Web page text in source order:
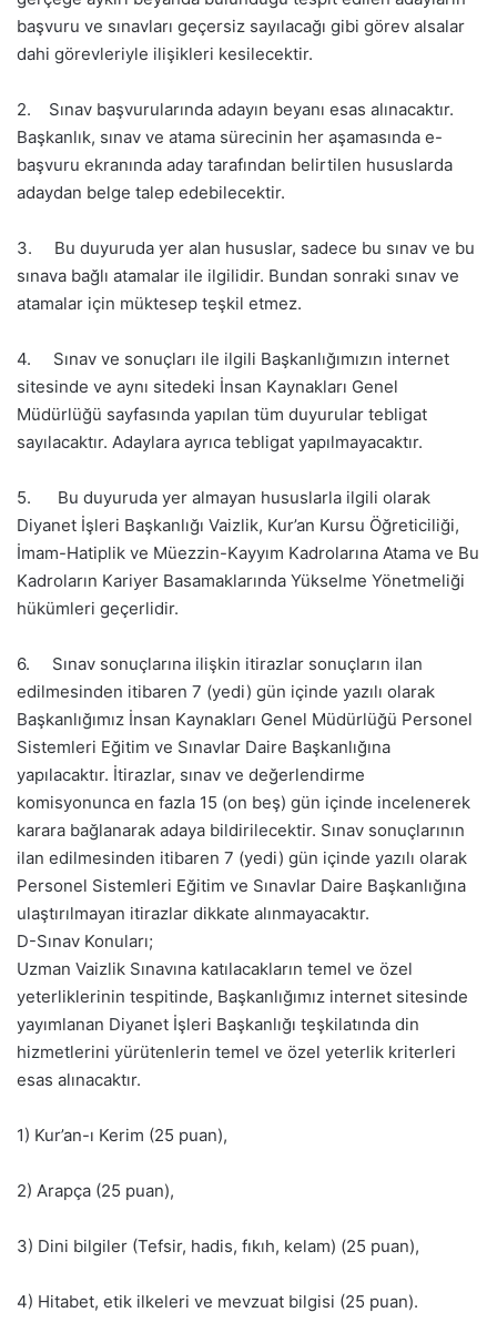
başvuru ve sınavları geçersiz sayılacağı gibi görev alsalar
dahi görevleriyle ilişikleri kesilecektir.
2. Sınav başvurularında adayın beyanı esas alınacaktır.
Başkanlık, sınav ve atama sürecinin her aşamasında e-
başvuru ekranında aday tarafından belirtilen hususlarda
adaydan belge talep edebilecektir.
3. Bu duyuruda yer alan hususlar, sadece bu sınav ve bu
sınava bağlı atamalar ile ilgilidir. Bundan sonraki sınav ve
atamalar için müktesep teşkil etmez.
4. Sınav ve sonuçları ile ilgili Başkanlığımızın internet
sitesinde ve aynı sitedeki İnsan Kaynakları Genel
Müdürlüğü sayfasında yapılan tüm duyurular tebligat
sayılacaktır. Adaylara ayrıca tebligat yapılmayacaktır.
5. Bu duyuruda yer almayan hususlarla ilgili olarak
Diyanet İşleri Başkanlığı Vaizlik, Kur’an Kursu Öğreticiliği,
İmam-Hatiplik ve Müezzin-Kayyım Kadrolarına Atama ve Bu
Kadroların Kariyer Basamaklarında Yükselme Yönetmeliği
hükümleri geçerlidir.
6. Sınav sonuçlarına ilişkin itirazlar sonuçların ilan
edilmesinden itibaren 7 (yedi) gün içinde yazılı olarak
Başkanlığımız İnsan Kaynakları Genel Müdürlüğü Personel
Sistemleri Eğitim ve Sınavlar Daire Başkanlığına
yapılacaktır. İtirazlar, sınav ve değerlendirme
komisyonunca en fazla 15 (on beş) gün içinde incelenerek
karara bağlanarak adaya bildirilecektir. Sınav sonuçlarının
ilan edilmesinden itibaren 7 (yedi) gün içinde yazılı olarak
Personel Sistemleri Eğitim ve Sınavlar Daire Başkanlığına
ulaştırılmayan itirazlar dikkate alınmayacaktır.
D-Sınav Konuları;
Uzman Vaizlik Sınavına katılacakların temel ve özel
yeterliklerinin tespitinde, Başkanlığımız internet sitesinde
yayımlanan Diyanet İşleri Başkanlığı teşkilatında din
hizmetlerini yürütenlerin temel ve özel yeterlik kriterleri
esas alınacaktır.
1) Kur’an-ı Kerim (25 puan),
2) Arapça (25 puan),
3) Dini bilgiler (Tefsir, hadis, fıkıh, kelam) (25 puan),
4) Hitabet, etik ilkeleri ve mevzuat bilgisi (25 puan).